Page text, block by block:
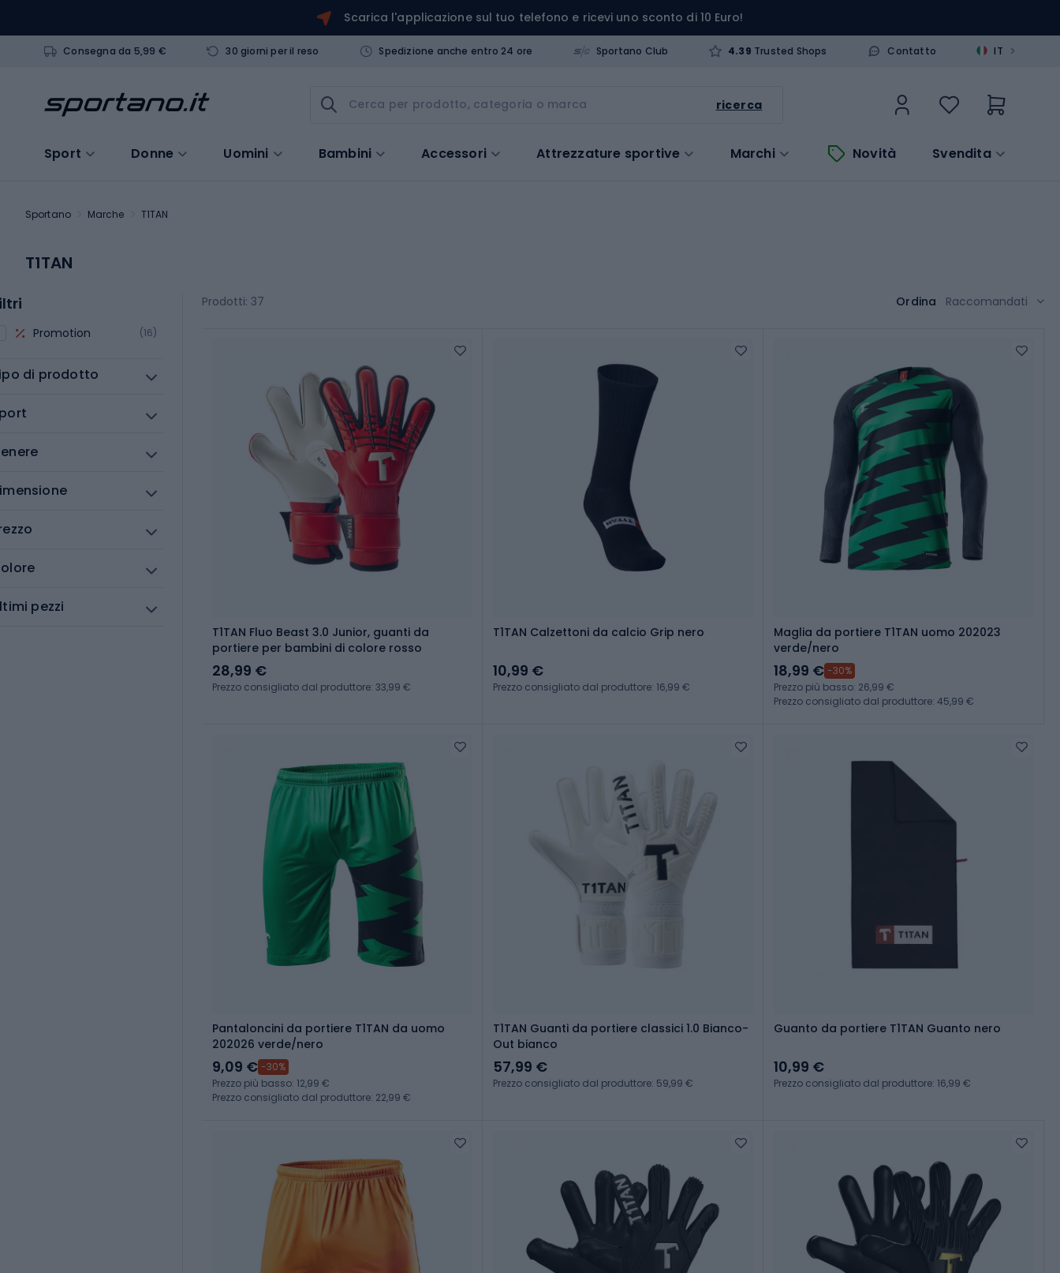
Scarica l'applicazione sul tuo telefono e ricevi uno sconto di 10 Euro!
Consegna da 5,99 € 30 giorni per il reso Spedizione anche entro 24 ore Sportano Club 4.39 Trusted Shops Contatto IT >
ricerca
Sport Donne Uomini Bambini Accessori Attrezzature sportive Marchi Novità Svendita
Sportano Marche T1TAN
T1TAN
Promotion (16)
di prodotto
pezzi
Prodotti: 37 Ordina Raccomandati
T1TAN Fluo Beast 3.0 Junior, guanti da
portiere per bambini di colore rosso
28,99 €
Prezzo consigliato dal produttore: 33,99 €
T1TAN Calzettoni da calcio Grip nero
10,99 €
Prezzo consigliato dal produttore: 16,99 €
Maglia da portiere T1TAN uomo 202023
verde/nero
18,99 € -30%
Prezzo più basso: 26,99 €
Prezzo consigliato dal produttore: 45,99 €
Pantaloncini da portiere T1TAN da uomo
202026 verde/nero
9,09 € -30%
Prezzo più basso: 12,99 €
Prezzo consigliato dal produttore: 22,99 €
T1TAN Guanti da portiere classici 1.0 Bianco-
Out bianco
57,99 €
Prezzo consigliato dal produttore: 59,99 €
Guanto da portiere T1TAN Guanto nero
10,99 €
Prezzo consigliato dal produttore: 16,99 €